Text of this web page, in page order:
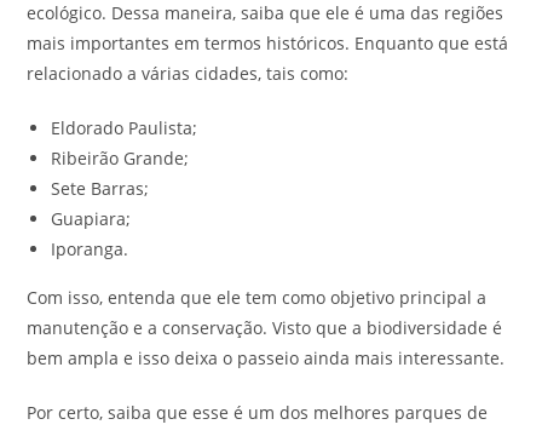
ecológico. Dessa maneira, saiba que ele é uma das regiões
mais importantes em termos históricos. Enquanto que está
relacionado a várias cidades, tais como:
Eldorado Paulista;
Ribeirão Grande;
Sete Barras;
Guapiara;
Iporanga.
Com isso, entenda que ele tem como objetivo principal a
manutenção e a conservação. Visto que a biodiversidade é
bem ampla e isso deixa o passeio ainda mais interessante.
Por certo, saiba que esse é um dos melhores parques de